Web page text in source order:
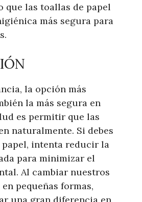
que las toallas de papel
más segura para
la opción más
la más segura en
es permitir que las
naturalmente. Si debes
intenta reducir la
para minimizar el
Al cambiar nuestros
pequeñas formas,
una gran diferencia en